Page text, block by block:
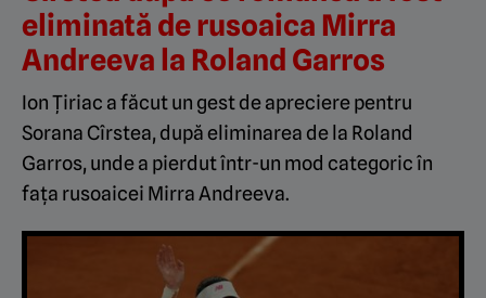
eliminată de rusoaica Mirra
Andreeva la Roland Garros
Ion Țiriac a făcut un gest de apreciere pentru
Sorana Cîrstea, după eliminarea de la Roland
Garros, unde a pierdut într-un mod categoric în
fața rusoaicei Mirra Andreeva.